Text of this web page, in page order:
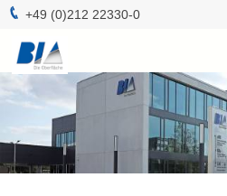
+49 (0)212 22330-0
BIA Gruppe
Projektmanagement